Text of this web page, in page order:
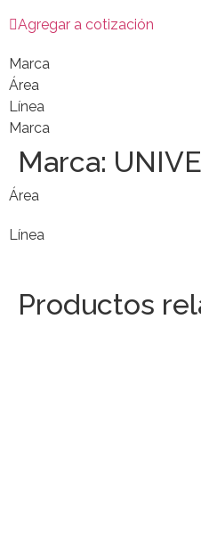
Agregar a cotización
Marca
Área
Línea
Marca
Marca:
Área
Línea
Productos